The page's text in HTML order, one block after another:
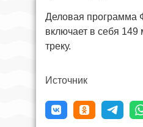
Деловая программа
включает в себя 149
треку.
Источник